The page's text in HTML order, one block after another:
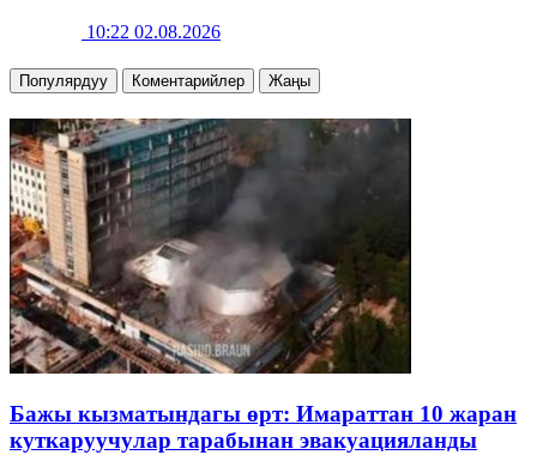
10:22 02.08.2026
Популярдуу Коментарийлер Жаңы
Бажы кызматындагы өрт: Имараттан 10 жаран
куткаруучулар тарабынан эвакуацияланды